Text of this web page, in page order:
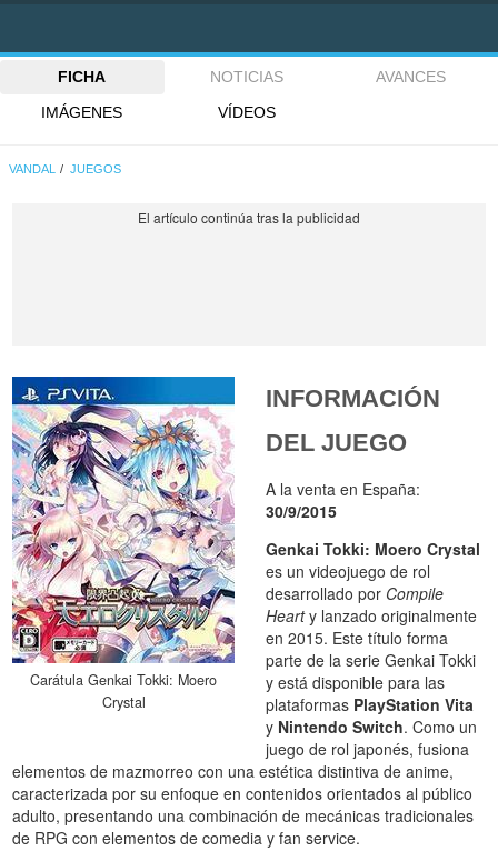
FICHA NOTICIAS
AVANCES
IMÁGENES
VÍDEOS
VANDAL JUEGOS
Carátula Genkai Tokki: Moero
Crystal
INFORMACIÓN
DEL JUEGO
A la venta en España:
30/9/2015
Genkai Tokki: Moero Crystal
es un videojuego de rol
desarrollado por Compile
Hearty lanzado originalmente
en 2015. Este título forma
parte de la serie Genkai Tokki
y está disponible para las
plataformas PlayStation Vita
y Nintendo Switch. Como un
juego de rol japonés, fusiona
elementos de mazmorreo con una estética distintiva de anime,
caracterizada por su enfoque en contenidos orientados al público
adulto, presentando una combinación de mecánicas tradicionales
de RPG con elementos de comedia y fan service.